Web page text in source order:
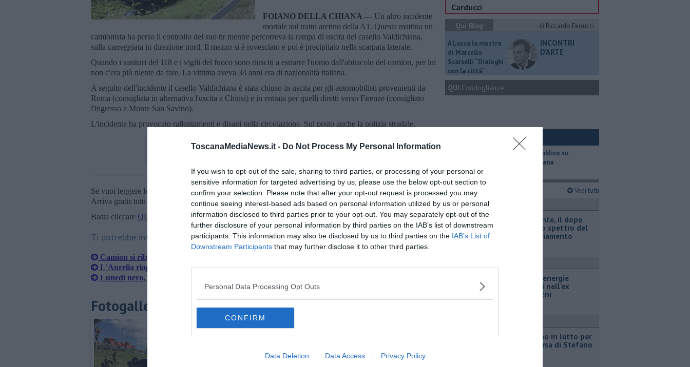
ToscanaMediaNews.it - Do Not Process My Personal Information
If you wish to opt-out of the sale, sharing to third parties, or processing of your personal or
sensitive information for targeted advertising by us, please use the below opt-out section to
confirm your selection. Please note that after your opt-out request is processed you may
continue seeing interest-based ads based on personal information utilized by us or personal
information disclosed to third parties prior to your opt-out. You may separately opt-out of the
further disclosure of your personal information by third parties on the IAB’s list of downstream
participants. This information may also be disclosed by us to third parties on the IAB’s List of
Downstream Participants that may further disclose it to other third parties.
Personal Data Processing Opt Outs
CONFIRM
Data Deletion Data Access Privacy Policy
FOIANO DELLA CHIANA — Un altro incidente
mortale sul tratto aretino della A1. Questa mattina un
camionista ha perso il controllo del suo tir mentre percorreva la rampa di uscita del casello Valdichiana,
sulla carreggiata in direzione nord. Il mezzo si è rovesciato e poi è precipitato nella scarpata laterale.
Quando i sanitari del 118 e i vigili del fuoco sono riusciti a estrarre l'uomo dall'abitacolo del camion, per lui
non c'era più niente da fare. La vittima aveva 34 anni era di nazionalità italiana.
A seguito dell'incidente il casello Valdichiana è stata chiuso in uscita per gli automobilisti provenienti da
Roma (consigliata in alternativa l'uscita a Chiusi) e in entrata per quelli diretti verso Firenze (consigliato
l'ingresso a Monte San Savino).
L'incidente ha provocato rallentamenti e disagi nella circolazione. Sul posto anche la polizia stradale.
Se vuoi leggere le notizie principali della Toscana iscriviti allaNewsletter QUInews - ToscanaMedia.
Arriva gratis tutti i giorni alle 20:00 direttamente nella tua casella di posta.
Basta cliccare QUI
Ti potrebbe interessare anche:
Camion si ribalta, bloccata la Siena-Firenze
L'Aurelia riapre per metà dopo lo schianto mortale
Lunedì nero, bus tampona tir, muore il conducente
Fotogallery
Carducci
Qui Blog
di Riccardo Ferrucci
A Lucca la mostra
di Marcello
Scarselli “Dialoghi
con la città"
INCONTRI
D'ARTE
QUI Condoglianze
​Il trasporto pubblico su
gomma in Toscana
Ultimi articoli Vedi tutti
Attualità
Retiambiente, il dopo
Fortini e lo spettro del
commissariamento
Hub delle energie
rinnovabili nell'ex
deposito Eni
Giornalismo in lutto per
la scomparsa di Stefano